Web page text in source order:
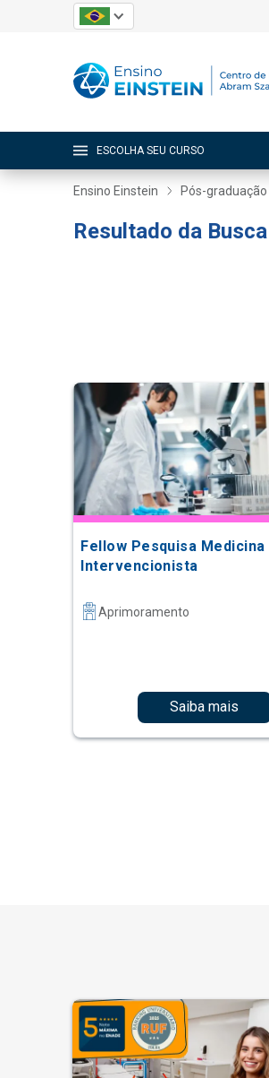
ESCOLHA SEU CURSO
Ensino Einstein Pós-graduação
Resultado da Busca
Fellow Pesquisa Medicina
Intervencionista
Aprimoramento
Saiba mais